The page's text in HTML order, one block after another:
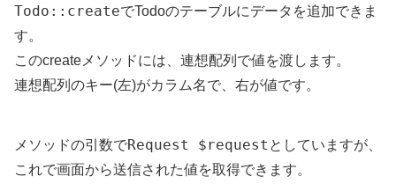
Todo::createでTodoのテーブルにデータを追加できま
す。
このcreateメソッドには、連想配列で値を渡します。
連想配列のキー(左)がカラム名で、右が値です。
メソッドの引数でRequest $request としていますが、
これで画面から送信された値を取得できます。